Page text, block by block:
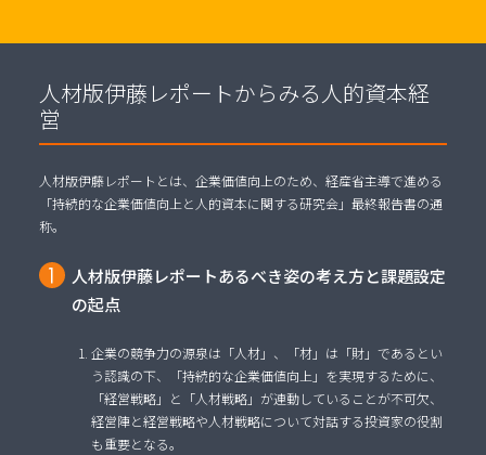
人材版伊藤レポートからみる人的資本経
営
人材版伊藤レポートとは、企業価値向上のため、経産省主導で進める
「持続的な企業価値向上と人的資本に関する研究会」最終報告書の通
称。
人材版伊藤レポートあるべき姿の考え方と課題設定
の起点
企業の競争力の源泉は「人材」、「材」は「財」であるとい
う認識の下、「持続的な企業価値向上」を実現するために、
「経営戦略」と「人材戦略」が連動していることが不可欠、
経営陣と経営戦略や人材戦略について対話する投資家の役割
も重要となる。